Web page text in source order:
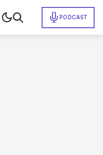
PODCAST